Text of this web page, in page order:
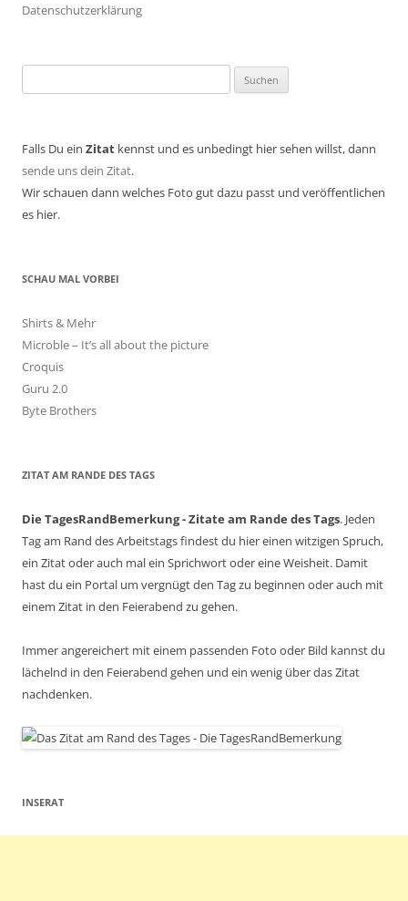
Datenschutzerklärung
nach:
Falls Du ein Zitat kennst und es unbedingt hier sehen willst, dann
sende uns dein Zitat.
Wir schauen dann welches Foto gut dazu passt und veröffentlichen
es hier.
SCHAU MAL VORBEI
Shirts & Mehr
Microble – It’s all about the picture
Croquis
Guru 2.0
Byte Brothers
ZITAT AM RANDE DES TAGS
Die TagesRandBemerkung - Zitate am Rande des Tags. Jeden
Tag am Rand des Arbeitstags findest du hier einen witzigen Spruch,
ein Zitat oder auch mal ein Sprichwort oder eine Weisheit. Damit
hast du ein Portal um vergnügt den Tag zu beginnen oder auch mit
einem Zitat in den Feierabend zu gehen.
Immer angereichert mit einem passenden Foto oder Bild kannst du
lächelnd in den Feierabend gehen und ein wenig über das Zitat
nachdenken.
INSERAT